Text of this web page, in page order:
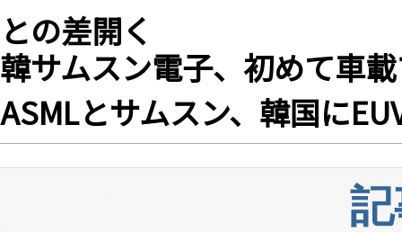
との差開く
韓サムスン電子、初めて車
ASMLとサムスン、韓国に